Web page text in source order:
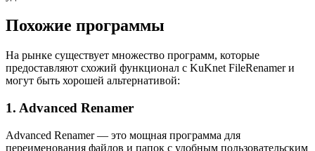
Похожие программы
На рынке существует множество программ, которые
предоставляют схожий функционал с KuKnet FileRenamer и
могут быть хорошей альтернативой:
1. Advanced Renamer
Advanced Renamer — это мощная программа для
переименования файлов и папок с удобным пользовательским